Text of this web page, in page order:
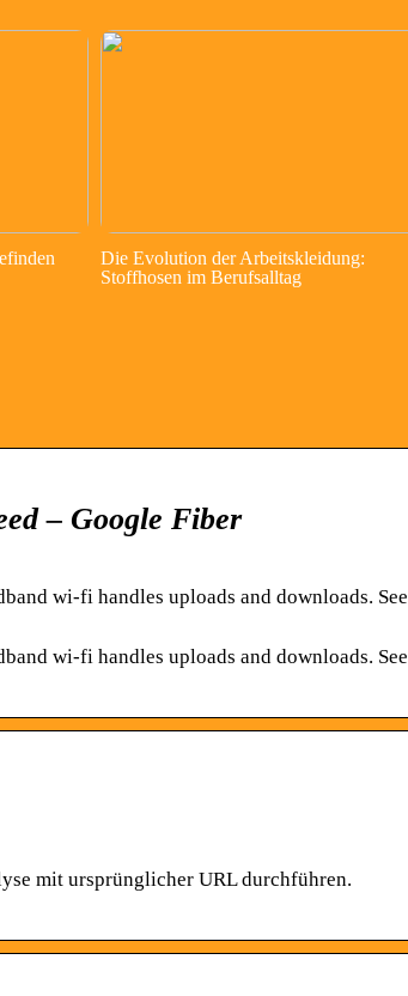
Die Evolution der Arbeitskleidung:
Stoffhosen im Berufsalltag
– Google Fiber
wi-fi handles uploads and downloads. See
wi-fi handles uploads and downloads. See
mit ursprünglicher URL durchführen.